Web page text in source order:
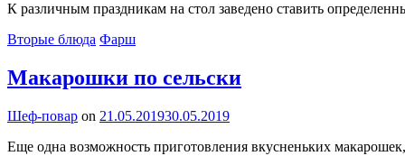
К различным праздникам на стол заведено ставить
Categories
Вторые блюда Фарш
Макарошки по сельски
By
Шеф-повар on 21.05.201930.05.2019
Еще одна возможность приготовления вкусненьких